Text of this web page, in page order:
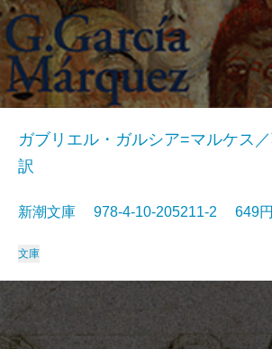
ガブリエル・ガルシア=マルケス
訳
新潮文庫 978-4-10-205211-2 649
文庫